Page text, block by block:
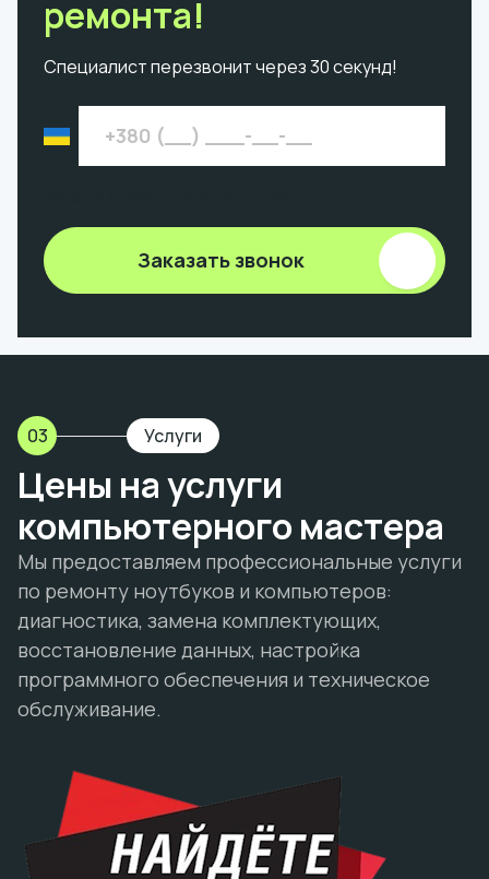
ремонта!
Специалист перезвонит через 30 секунд!
Заказать звонок
03 Услуги
Цены на услуги
компьютерного мастера
Мы предоставляем профессиональные услуги
по ремонту ноутбуков и компьютеров:
диагностика, замена комплектующих,
восстановление данных, настройка
программного обеспечения и техническое
обслуживание.